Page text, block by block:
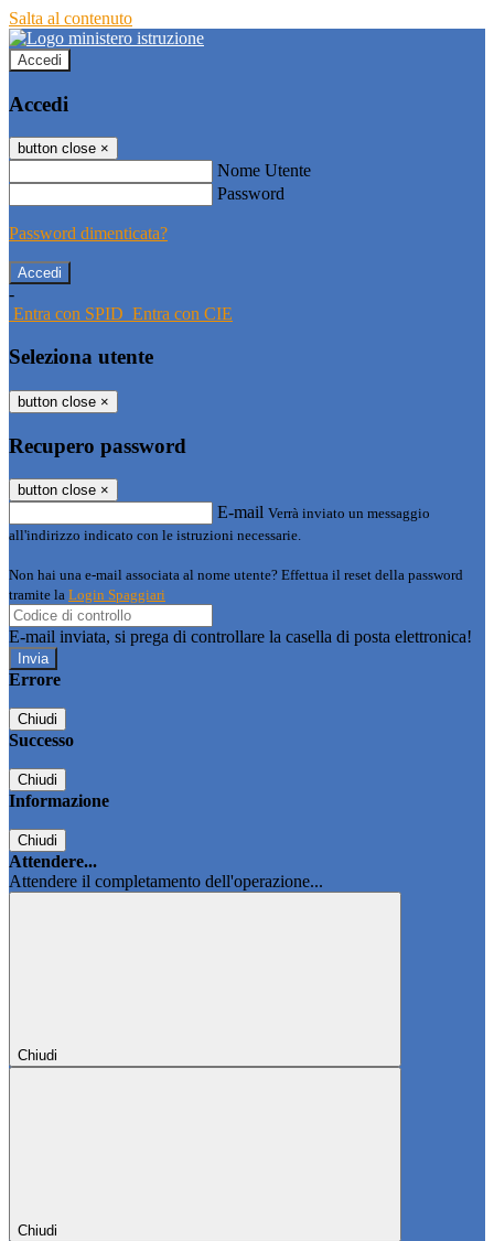
Salta al contenuto
Accedi
Accedi
button close ×
Nome Utente
Password
Password dimenticata?
-
Entra con SPID Entra con CIE
Seleziona utente
button close ×
Recupero password
button close ×
E-mail Verrà inviato un messaggio
all'indirizzo indicato con le istruzioni necessarie.
Non hai una e-mail associata al nome utente? Effettua il reset della password
tramite la Login Spaggiari
E-mail inviata, si prega di controllare la casella di posta elettronica!
Errore
Chiudi
Successo
Chiudi
Informazione
Chiudi
Attendere...
Attendere il completamento dell'operazione...
Chiudi
Chiudi